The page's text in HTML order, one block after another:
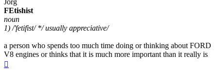
FEtishist
noun
1) /'fetifist/ */ usually appreciative/
a person who spends too much time doing or thinking about FORD
V8 engines or thinks that it is much more important than it really is